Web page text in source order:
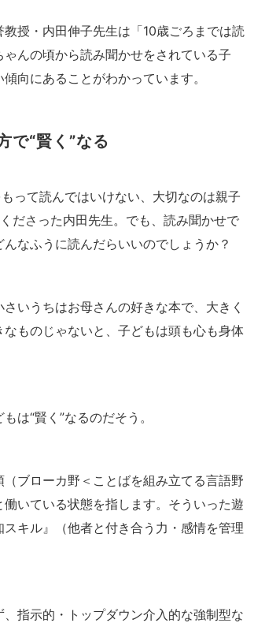
授・内田伸子先生は「10歳ごろまでは読
んの頃から読み聞かせをされている子
向にあることがわかっています。
で“賢く”なる
って読んではいけない、大切なのは親子
ださった内田先生。でも、読み聞かせで
なふうに読んだらいいのでしょうか？
いうちはお母さんの好きな本で、大きく
ものじゃないと、子どもは頭も心も身体
は“賢く”なるのだそう。
ブローカ野＜ことばを組み立てる言語野
いている状態を指します。そういった遊
キル』（他者と付き合う力・感情を管理
指示的・トップダウン介入的な強制型な